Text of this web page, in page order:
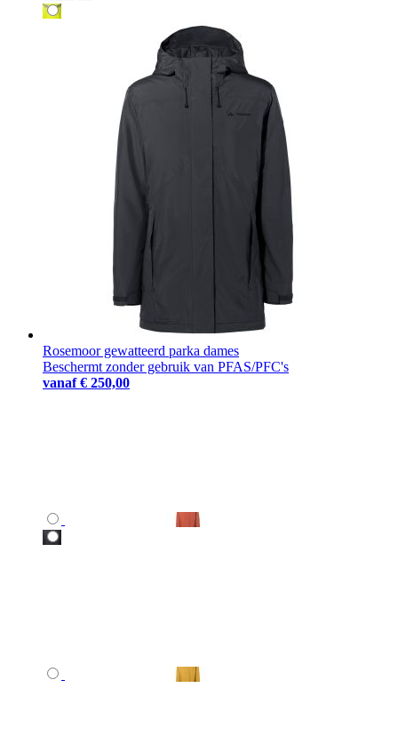
Rosemoor gewatteerd parka dames
Beschermt zonder gebruik van PFAS/PFC's
vanaf € 250,00